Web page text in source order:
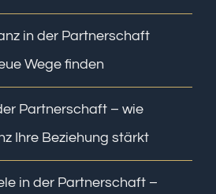
in der Partnerschaft
Wege finden
Partnerschaft – wie
Ihre Beziehung stärkt
in der Partnerschaft –